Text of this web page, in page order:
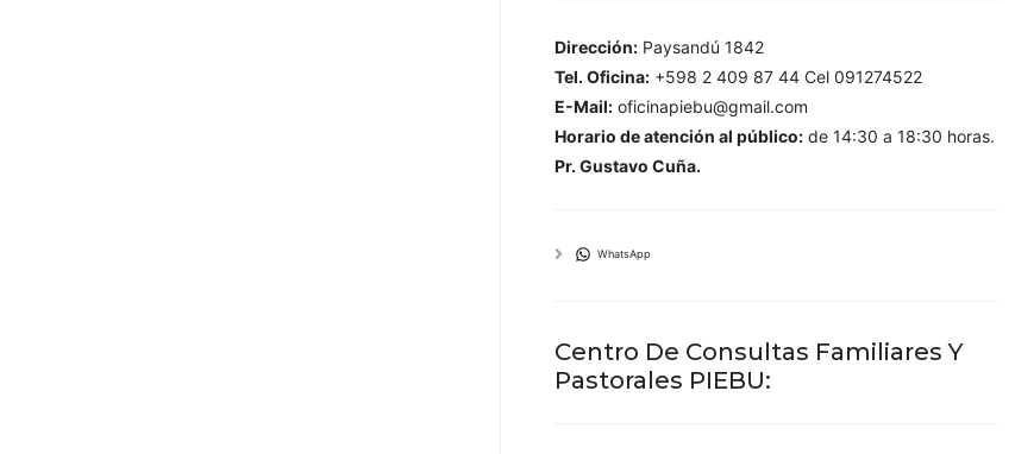
Dirección: Paysandú 1842
Tel. Oficina: +598 2 409 87 44 Cel 091274522
E-Mail: oficinapiebu@gmail.com
Horario de atención al público: de 14:30 a 18:30 horas.
Pr. Gustavo Cuña.
WhatsApp
Centro De Consultas Familiares Y
Pastorales PIEBU: